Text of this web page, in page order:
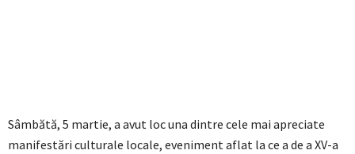
Sâmbătă, 5 martie, a avut loc una dintre cele mai apreciate
manifestări culturale locale, eveniment aflat la ce a de a XV-a